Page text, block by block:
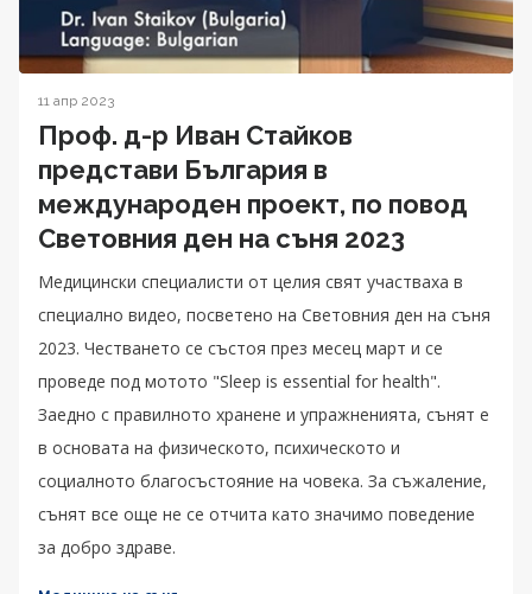
11 апр 2023
Проф. д-р Иван Стайков
представи България в
международен проект, по повод
Световния ден на съня 2023
Медицински специалисти от целия свят участваха в
специално видео, посветено на Световния ден на съня
2023. Честването се състоя през месец март и се
проведе под мотото "Sleep is essential for health".
Заедно с правилното хранене и упражненията, сънят е
в основата на физическото, психическото и
социалното благосъстояние на човека. За съжаление,
сънят все още не се отчита като значимо поведение
за добро здраве.